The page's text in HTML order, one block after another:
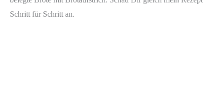
Schritt für Schritt an.